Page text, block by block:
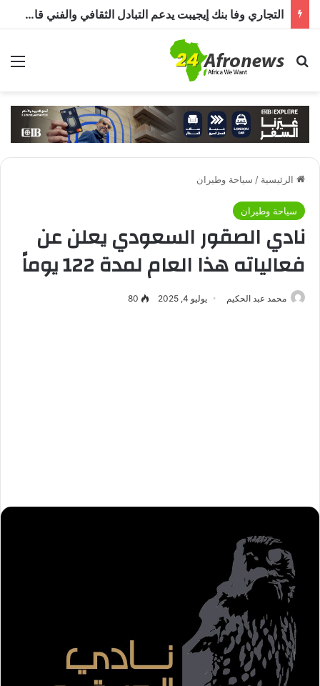
التجاري وفا بنك إيجيبت يدعم التبادل الثقافي والفني قارة أفريقيا من خلال مبادرة « JamSalam 2026 »
بحث عن
الرئيسية / سياحة وطيران
سياحة وطيران
نادي الصقور السعودي يعلن عن
فعالياته هذا العام لمدة 122 يوماً
محمد عبد الحكيم يوليو 4, 2025 80